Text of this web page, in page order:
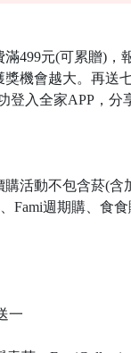
499元(可累贈)
機會越大。再送
入全家APP，分
活動不包含菸(
Fami週期購、食
一